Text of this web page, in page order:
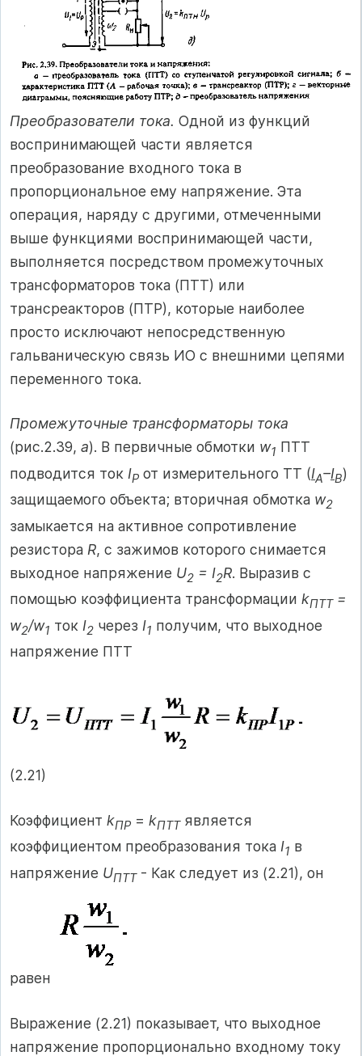
Преобразователи тока. Одной из функций
воспринимающей части является
преобразование входного тока в
пропорциональное ему напряжение. Эта
операция, наряду с другими, отмеченными
выше функциями воспринимающей части,
выполняется посредством промежуточных
трансформаторов тока (ПТТ) или
трансреакторов (ПТР), которые наиболее
просто исключают непосредственную
гальваническую связь ИО с внешними цепями
переменного тока.
Промежуточные трансформаторы тока
(рис.2.39, а). В первичные обмотки w1 ПТТ
подводится ток IP от измерительного ТТ (IA–IB)
защищаемого объекта; вторичная обмотка w2
замыкается на активное сопротивление
резистора R, с зажимов которого снимается
выходное напряжение U2 = I2R. Выразив с
помощью коэффициента трансформации kПТТ=
w2/w1 ток I2 через I1 получим, что выходное
напряжение ПТТ
(2.21)
Коэффициент kПР = kПТТявляется
коэффициентом преобразования тока I1 в
напряжение UПТТ- Как следует из (2.21), он
равен
Выражение (2.21) показывает, что выходное
напряжение пропорционально входному току